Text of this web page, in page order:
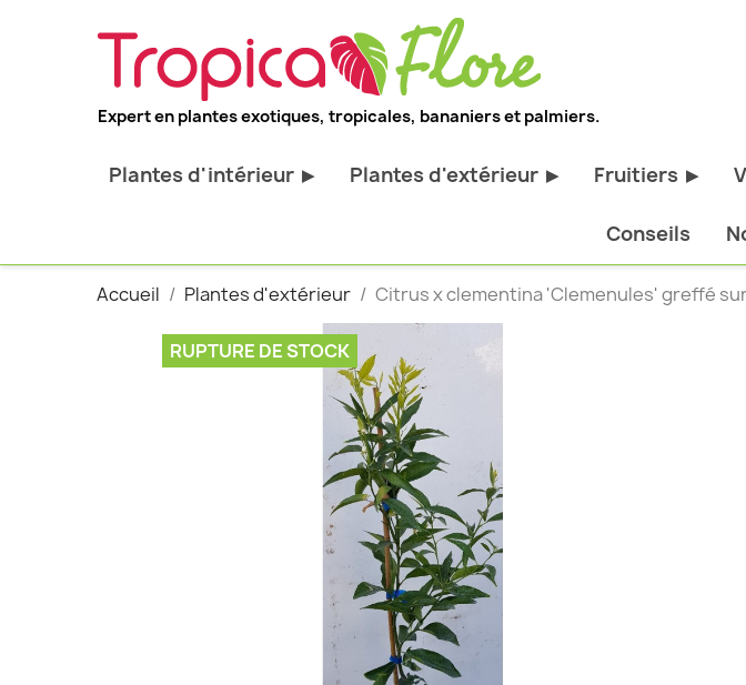
Expert en plantes exotiques, tropicales, bananiers et palmiers.
Plantes d'intérieur ▶
Plantes pour bureau
Palmier d'intérieur
Cactus & Succulentes
Plantes d'extérieur ▶
Toutes les plantes d'extérieur
Bananiers rustiques
Palmiers rustiques
Orchidées rustiques
Plantes et arbustes à feuillage
décoratif
Plantes grimpantes
Fourgères
Bambous et graminées
Fruitiers ▶
Tous les
Arbres et
Agrumes
Fruitiers
Conseils
Accueil Plantes d'extérieur Citrus x clementina 'Clemenules' greffé
RUPTURE DE STOCK